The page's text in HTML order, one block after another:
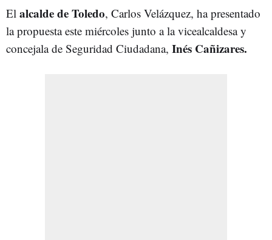
El alcalde de Toledo, Carlos Velázquez, ha presentado
la propuesta este miércoles junto a la vicealcaldesa y
concejala de Seguridad Ciudadana, Inés Cañizares.